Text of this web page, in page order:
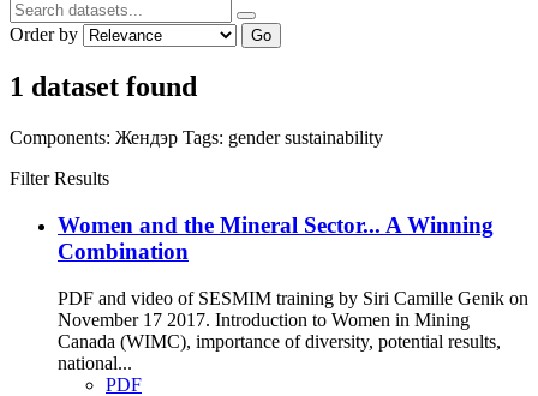
Order by Go
1 dataset found
Components: Жендэр Tags: gendersustainability
Filter Results
Women and the Mineral Sector... A Winning
Combination
PDF and video of SESMIM training by Siri Camille Genik on
November 17 2017. Introduction to Women in Mining
Canada (WIMC), importance of diversity, potential results,
national...
PDF